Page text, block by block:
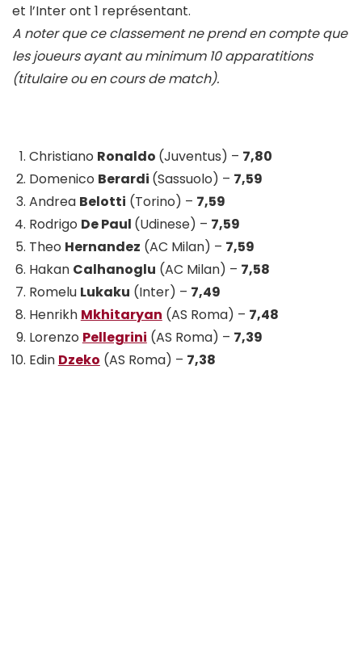
et l’Inter ont 1 représentant.
A noter que ce classement ne prend en compte que
les joueurs ayant au minimum 10 apparatitions
(titulaire ou en cours de match).
Christiano Ronaldo (Juventus) – 7,80
Domenico Berardi (Sassuolo) – 7,59
Andrea Belotti (Torino) – 7,59
Rodrigo De Paul (Udinese) – 7,59
Theo Hernandez (AC Milan) – 7,59
Hakan Calhanoglu (AC Milan) – 7,58
Romelu Lukaku (Inter) – 7,49
Henrikh Mkhitaryan (AS Roma) – 7,48
Lorenzo Pellegrini (AS Roma) – 7,39
Edin Dzeko (AS Roma) – 7,38